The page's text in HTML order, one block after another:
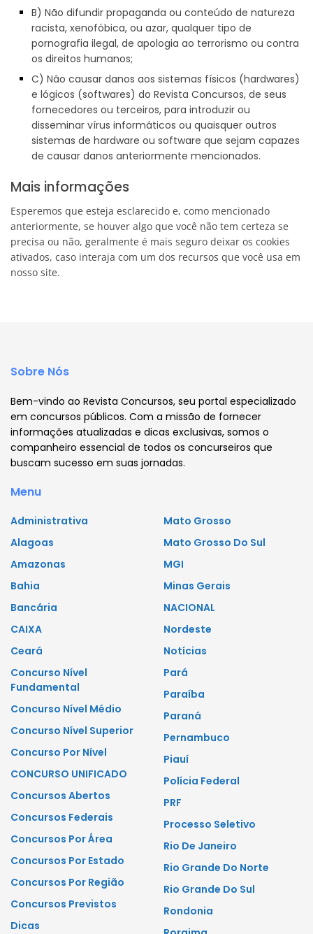
B) Não difundir propaganda ou conteúdo de natureza
racista, xenofóbica, ou azar, qualquer tipo de
pornografia ilegal, de apologia ao terrorismo ou contra
os direitos humanos;
C) Não causar danos aos sistemas físicos (hardwares)
e lógicos (softwares) do Revista Concursos, de seus
fornecedores ou terceiros, para introduzir ou
disseminar vírus informáticos ou quaisquer outros
sistemas de hardware ou software que sejam capazes
de causar danos anteriormente mencionados.
Mais informações
Esperemos que esteja esclarecido e, como mencionado
anteriormente, se houver algo que você não tem certeza se
precisa ou não, geralmente é mais seguro deixar os cookies
ativados, caso interaja com um dos recursos que você usa em
nosso site.
Sobre Nós
Bem-vindo ao Revista Concursos, seu portal especializado
em concursos públicos. Com a missão de fornecer
informações atualizadas e dicas exclusivas, somos o
companheiro essencial de todos os concurseiros que
buscam sucesso em suas jornadas.
Menu
Administrativa
Alagoas
Amazonas
Bahia
Bancária
CAIXA
Ceará
Concurso Nível
Fundamental
Concurso Nível Médio
Concurso Nível Superior
Concurso Por Nível
CONCURSO UNIFICADO
Concursos Abertos
Concursos Federais
Concursos Por Área
Concursos Por Estado
Concursos Por Região
Concursos Previstos
Dicas
Mato Grosso
Mato Grosso Do Sul
MGI
Minas Gerais
NACIONAL
Nordeste
Notícias
Pará
Paraíba
Paraná
Pernambuco
Piauí
Polícia Federal
PRF
Processo Seletivo
Rio De Janeiro
Rio Grande Do Norte
Rio Grande Do Sul
Rondonia